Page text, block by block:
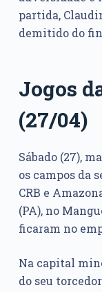
partida,
demitido do
Jogos
(27/04)
Sábado (27),
os campos da
CRB e
(PA), no
ficaram no
Na capital
do seu